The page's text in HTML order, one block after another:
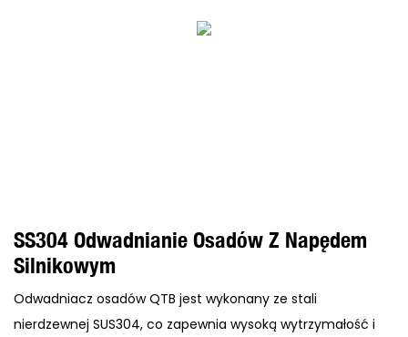
SS304 Odwadnianie Osadów Z Napędem
Silnikowym
Odwadniacz osadów QTB jest wykonany ze stali
nierdzewnej SUS304, co zapewnia wysoką wytrzymałość i